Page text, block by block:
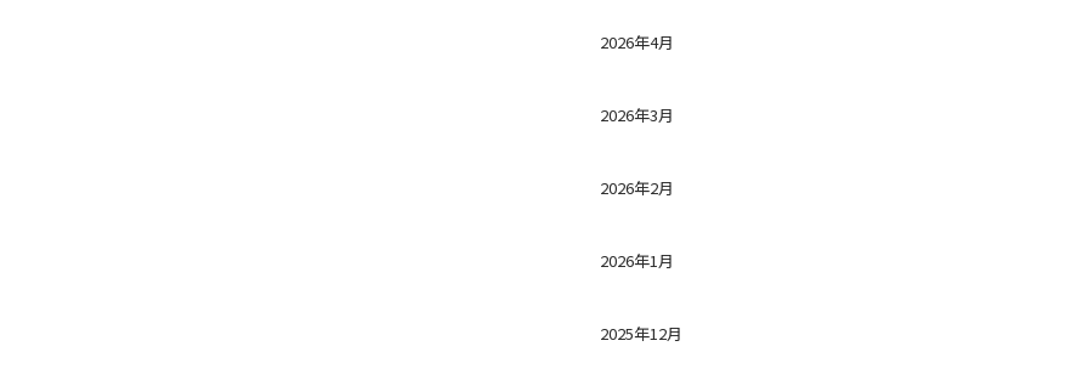
2026年4月
2026年3月
2026年2月
2026年1月
2025年12月